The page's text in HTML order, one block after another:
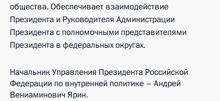
общества. Обеспечивает взаимодействие
Президента и Руководителя Администрации
Президента с полномочными представителями
Президента в федеральных округах.
Начальник Управления Президента Российской
Федерации по внутренней политике – Андрей
Вениаминович Ярин.